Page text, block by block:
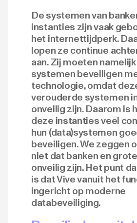
De systemen van
instanties zijn vaak
het internettijdperk.
lopen ze continue
aan. Zij moeten
systemen beveiligen
technologie, omdat
verouderde systemen
onveilig zijn. Daarom is
deze instanties veel
hun (data)systemen
beveiligen. We zeggen
niet dat banken en
onveilig zijn. Het punt
is dat Vive vanuit het
ingericht op moderne
databeveiliging.